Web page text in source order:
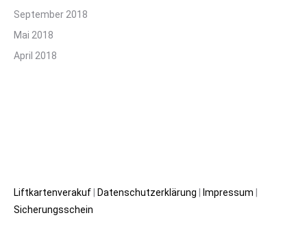
September 2018
Mai 2018
April 2018
Liftkartenverakuf Datenschutzerklärung Impressum
Sicherungsschein